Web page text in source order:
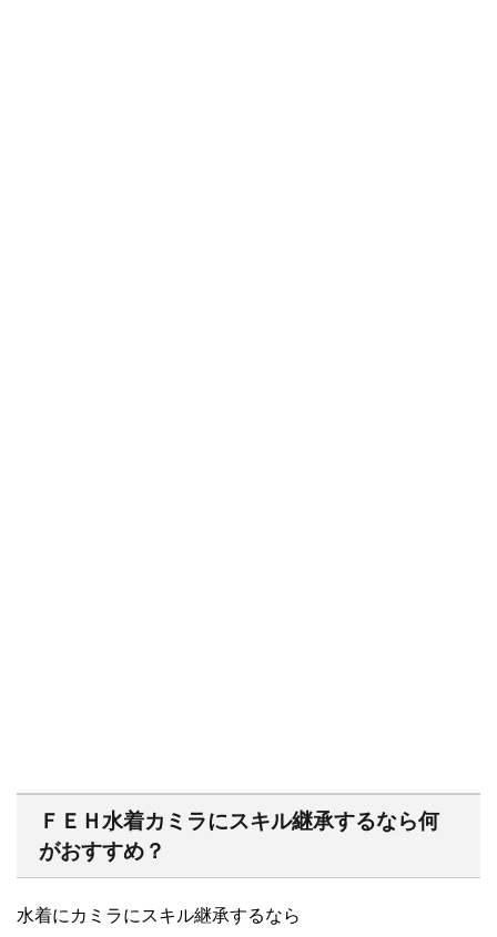
ＦＥＨ水着カミラにスキル継承するなら何
がおすすめ？
水着にカミラにスキル継承するなら